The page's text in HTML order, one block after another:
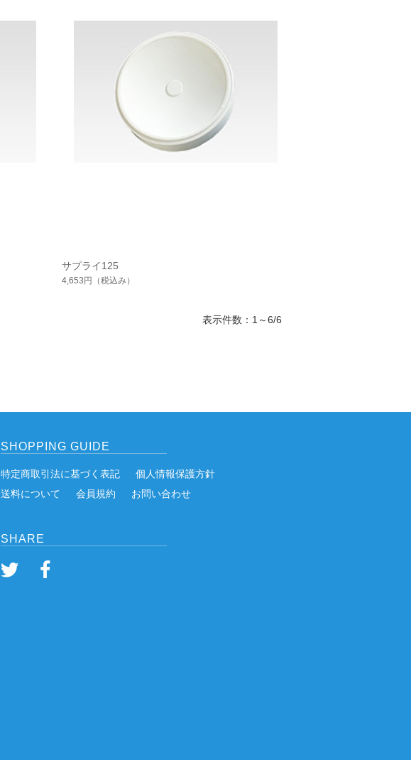
サプライ125
4,653円 （税込み）
表示件数：1～6/6
SHOPPING GUIDE
特定商取引法に基づく表記
個人情報保護方針
送料について
会員規約 お問い合わせ
SHARE